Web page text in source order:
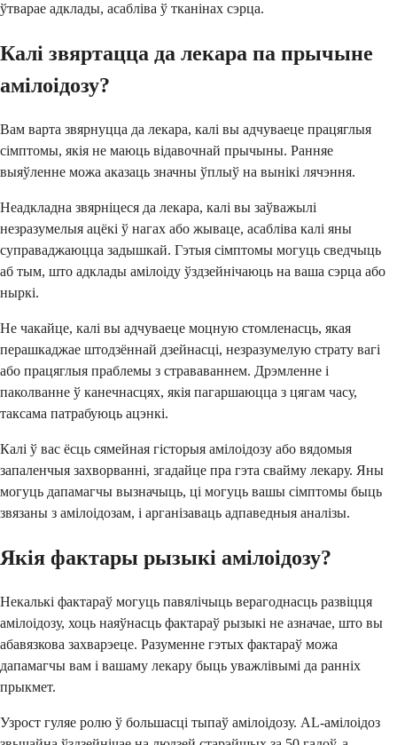
ўтварае адклады, асабліва ў тканінах сэрца.
Калі звяртацца да лекара па прычыне
амілоідозу?
Вам варта звярнуцца да лекара, калі вы адчуваеце працяглыя
сімптомы, якія не маюць відавочнай прычыны. Ранняе
выяўленне можа аказаць значны ўплыў на вынікі лячэння.
Неадкладна звярніцеся да лекара, калі вы заўважылі
незразумелыя ацёкі ў нагах або жываце, асабліва калі яны
суправаджаюцца задышкай. Гэтыя сімптомы могуць сведчыць
аб тым, што адклады амілоіду ўздзейнічаюць на ваша сэрца або
ныркі.
Не чакайце, калі вы адчуваеце моцную стомленасць, якая
перашкаджае штодзённай дзейнасці, незразумелую страту вагі
або працяглыя праблемы з страваваннем. Дрэмленне і
паколванне ў канечнасцях, якія пагаршаюцца з цягам часу,
таксама патрабуюць ацэнкі.
Калі ў вас ёсць сямейная гісторыя амілоідозу або вядомыя
запаленчыя захворванні, згадайце пра гэта свайму лекару. Яны
могуць дапамагчы вызначыць, ці могуць вашы сімптомы быць
звязаны з амілоідозам, і арганізаваць адпаведныя аналізы.
Якія фактары рызыкі амілоідозу?
Некалькі фактараў могуць павялічыць верагоднасць развіцця
амілоідозу, хоць наяўнасць фактараў рызыкі не азначае, што вы
абавязкова захварэеце. Разуменне гэтых фактараў можа
дапамагчы вам і вашаму лекару быць уважлівымі да ранніх
прыкмет.
Узрост гуляе ролю ў большасці тыпаў амілоідозу. AL-амілоідоз